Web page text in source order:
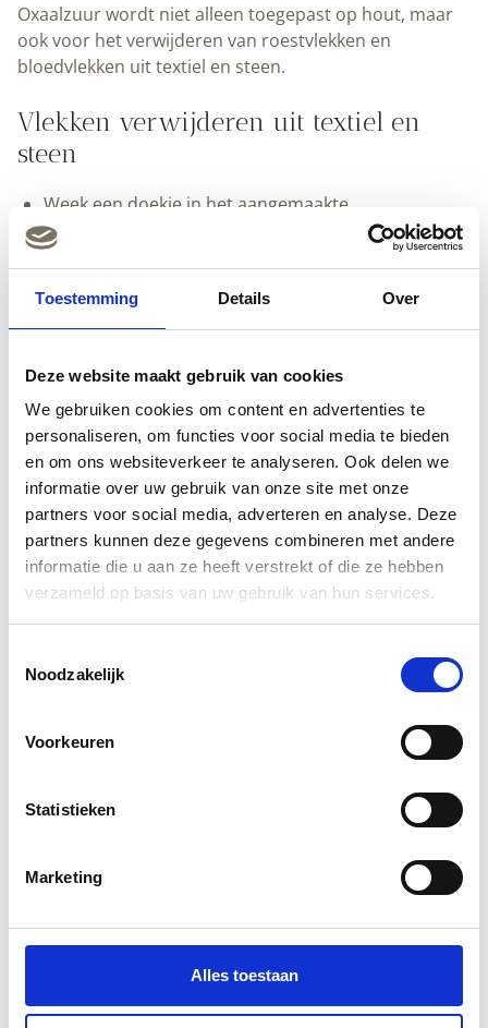
Toestemming Details Over
Deze website maakt gebruik van cookies
We gebruiken cookies om content en advertenties te
personaliseren, om functies voor social media te bieden
en om ons websiteverkeer te analyseren. Ook delen we
informatie over uw gebruik van onze site met onze
partners voor social media, adverteren en analyse. Deze
partners kunnen deze gegevens combineren met andere
informatie die u aan ze heeft verstrekt of die ze hebben
verzameld op basis van uw gebruik van hun services.
Noodzakelijk
Voorkeuren
Statistieken
Marketing
Alles toestaan
Oxaalzuur wordt niet alleen toegepast op hout, maar
ook voor het verwijderen van roestvlekken en
bloedvlekken uit textiel en steen.
Vlekken verwijderen uit textiel en
steen
Week een doekje in het aangemaakte
ontweringswater en leg dit op de vlek.
Laat het ongeveer één uur inwerken en verwijder
Herhaal de behandeling indien nodig of laat het
langer intrekken. Inborstelen kan het effect
Maak de plek na afloop goed schoon met heet
water en een droge doek om het zuur te
neutraliseren.
Wit marmer kan met oxaalzuur tot hoogglans worden
opgepoetst.
Ook bij het houden van bijen wordt oxaalzuur
toegepast, namelijk bij de bestrijding van de
Varroamijt.
Wilt u kalkaanslag van uw schip verwijderen, dan is
tuinmuren verwijderen kan eveneens met
warm water en wanneer het oppervlak wordt geboend
Bekijk ook onze andereHuis, Boot en Transparant